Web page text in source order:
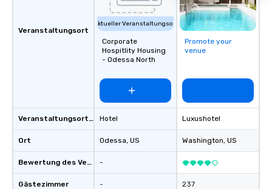
Veranstaltungsort
Veranstaltungsortstyp
Ort
Bewertung des Veranstaltungsortes
Gästezimmer
Aktueller Veranstaltungsort
Corporate
Hospitlity Housing
- Odessa North
Hotel
Odessa, US
-
-
Promote your
venue
Luxushotel
Washington, US
237